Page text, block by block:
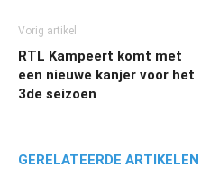
Vorig artikel
RTL Kampeert komt met
een nieuwe kanjer voor het
3de seizoen
GERELATEERDE ARTIKELEN